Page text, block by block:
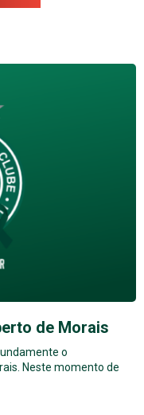
de Morais
o
Neste momento de